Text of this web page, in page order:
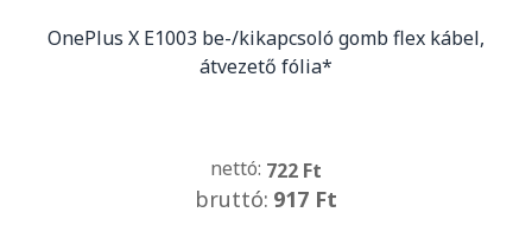
OnePlus X E1003 be-/kikapcsoló gomb flex kábel,
átvezető fólia*
nettó: 722 Ft
bruttó: 917 Ft